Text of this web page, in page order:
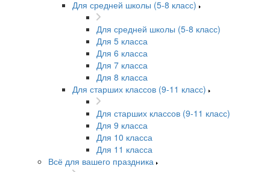
Для средней школы (5-8 класс)
Для средней школы (5-8 класс)
Для 5 класса
Для 6 класса
Для 7 класса
Для 8 класса
Для старших классов (9-11 класс)
Для старших классов (9-11 класс)
Для 9 класса
Для 10 класса
Для 11 класса
Всё для вашего праздника